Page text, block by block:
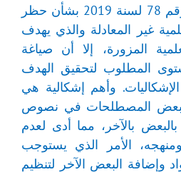
يتناول البحث القانون رقم 78 لسنة 2019 بشأن حظر
غير المعادلة والذي يهدف
المزورة، إلا أن صياغة
المطلوب لتحقيق الهدف
وأهم إشكالية هي
لبعض المصطلحات في نصوص
بالآخر، مما أدى لعدم
الأمر الذي يستوجب
وإضافة البعض الآخر لتنظيم